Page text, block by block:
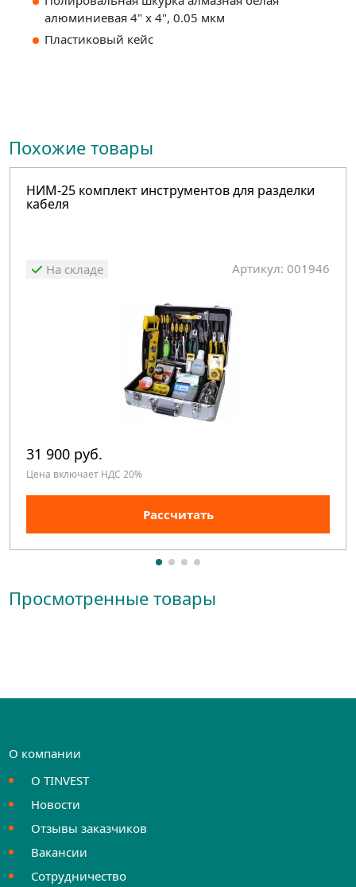
алюминиевая 4" x 4", 0.05 мкм
Пластиковый кейс
Похожие товары
НИМ-25 комплект инструментов для разделки
кабеля
На складе Артикул: 001946
31 900 руб.
Цена включает НДС 20%
Рассчитать
Просмотренные товары
О компании
О TINVEST
Новости
Отзывы заказчиков
Вакансии
Сотрудничество